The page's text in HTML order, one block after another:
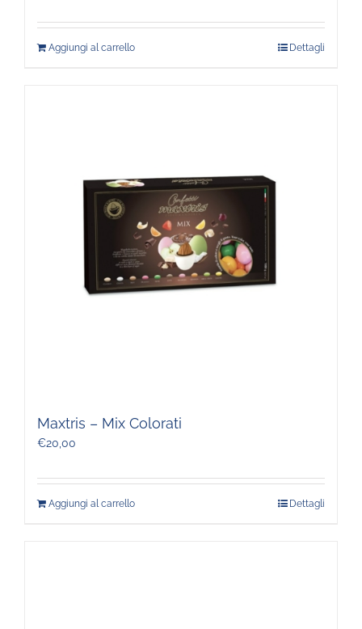
Aggiungi al carrello Dettagli
Maxtris – Mix Colorati
€20,00
Aggiungi al carrello Dettagli